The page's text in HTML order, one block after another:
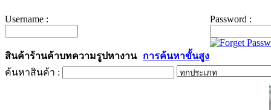
Username : Password :
สินค้าร้านค้าบทความรูปหางาน
การค้นหาขั้นสูง
ค้นหาสินค้า :